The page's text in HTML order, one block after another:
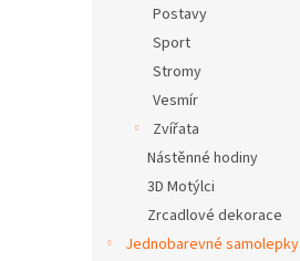
Postavy
Sport
Stromy
Vesmír
Zvířata
Nástěnné hodiny
3D Motýlci
Zrcadlové dekorace
Jednobarevné samolepky